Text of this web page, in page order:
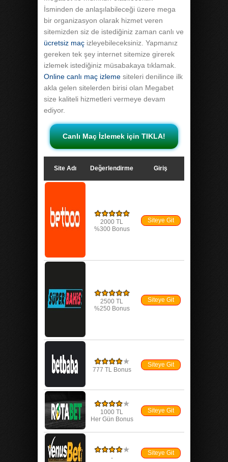
İsminden de anlaşılabileceği üzere mega
bir organizasyon olarak hizmet veren
sitemizden siz de istediğiniz zaman canlı ve
ücretsiz maç izleyebileceksiniz. Yapmanız
gereken tek şey internet sitemize girerek
izlemek istediğiniz müsabakaya tıklamak.
Online canlı maç izleme siteleri denilince ilk
akla gelen sitelerden birisi olan Megabet
size kaliteli hizmetleri vermeye devam
ediyor.
Canlı Maç İzlemek için TIKLA!
Site Adı Değerlendirme Giriş
★★★★★
2000 TL
%300 Bonus
Siteye Git
★★★★★
2500 TL
%250 Bonus
Siteye Git
★★★★★
777 TL Bonus
Siteye Git
★★★★★
1000 TL
Her Gün Bonus
Siteye Git
★★★★★
-
Siteye Git